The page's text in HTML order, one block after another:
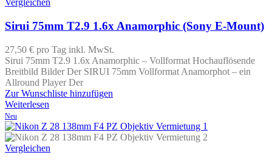
Vergleichen
Sirui 75mm T2.9 1.6x Anamorphic (Sony E-Mount)
27,50 € pro Tag inkl. MwSt.
Sirui 75mm T2.9 1.6x Anamorphic – Vollformat Hochauflösende
Breitbild Bilder Der SIRUI 75mm Vollformat Anamorphot – ein
Allround Player Der
Zur Wunschliste hinzufügen
Weiterlesen
Neu
Vergleichen